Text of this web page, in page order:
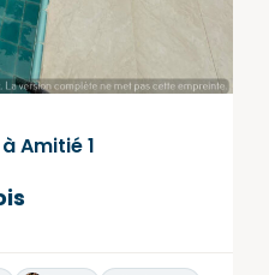
Amitié 1